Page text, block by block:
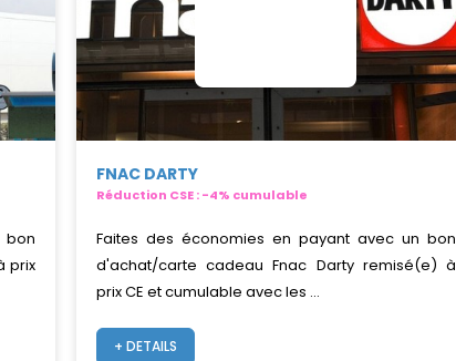
bon
prix
FNAC DARTY
Réduction CSE : -4% cumulable
Faites des économies en payant avec un bon
d'achat/carte cadeau Fnac Darty remisé(e) à
prix CE et cumulable avec les ...
+ DETAILS